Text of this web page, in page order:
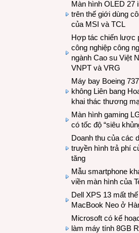
Màn hình OLED 27
trên thế giới dùng
của MSI và TCL
Hợp tác chiến lược
công nghiệp công
ngành Cao su Việt
VNPT và VRG
Máy bay Boeing
không Liên bang
khai thác thương
Màn hình gaming
có tốc độ “siêu
Doanh thu của các
truyền hình trả phí
tăng
Mẫu smartphone
viền màn hình của
Dell XPS 13 mất
MacBook Neo ở
Microsoft có kế
làm máy tính 8GB